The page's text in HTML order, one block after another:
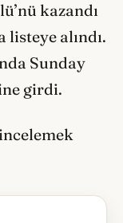
kazandı
alındı.
Sunday
girdi.